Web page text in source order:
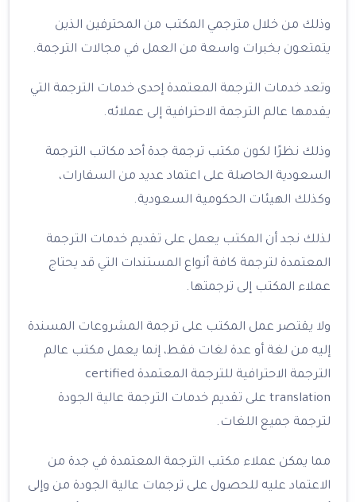
وذلك من خلال مترجمي المكتب من المحترفين الذين
يتمتعون بخبرات واسعة من العمل في مجالات الترجمة.
وتعد خدمات الترجمة المعتمدة إحدى خدمات الترجمة التي
يقدمها عالم الترجمة الاحترافية إلى عملائه.
وذلك نظرًا لكون مكتب ترجمة جدة أحد مكاتب الترجمة
السعودية الحاصلة على اعتماد عديد من السفارات،
وكذلك الهيئات الحكومية السعودية.
لذلك نجد أن المكتب يعمل على تقديم خدمات الترجمة
المعتمدة لترجمة كافة أنواع المستندات التي قد يحتاج
عملاء المكتب إلى ترجمتها.
ولا يقتصر عمل المكتب على ترجمة المشروعات المسندة
إليه من لغة أو عدة لغات فقط، إنما يعمل مكتب عالم
الترجمة الاحترافية للترجمة المعتمدة certified
translation على تقديم خدمات الترجمة عالية الجودة
لترجمة جميع اللغات.
مما يمكن عملاء مكتب الترجمة المعتمدة في جدة من
الاعتماد عليه للحصول على ترجمات عالية الجودة من وإلى